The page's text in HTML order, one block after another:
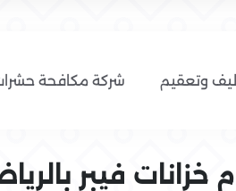
وتعقيم شركة مكافحة
خزانات فيبر